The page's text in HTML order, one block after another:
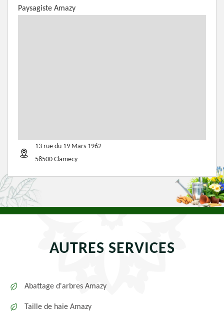
Paysagiste Amazy
13 rue du 19 Mars 1962
58500 Clamecy
AUTRES SERVICES
Abattage d'arbres Amazy
Taille de haie Amazy